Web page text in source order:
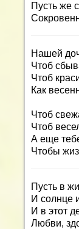
Пусть же
Нашей
Чтоб
Чтоб
Как
Чтоб
Чтоб
А еще
Чтобы
Пусть в
И солнце
И в этот
Любви,